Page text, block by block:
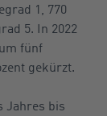
1, 770
5. In 2022
fünf
gekürzt.
Jahres bis